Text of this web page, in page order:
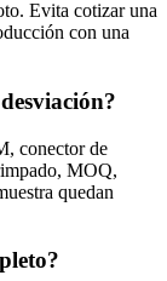
Evita cotizar una
con una
conector de
MOQ,
quedan